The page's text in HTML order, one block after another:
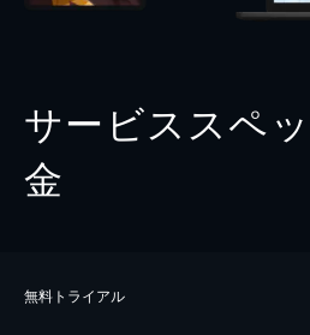
サービススペ
金
無料トライアル